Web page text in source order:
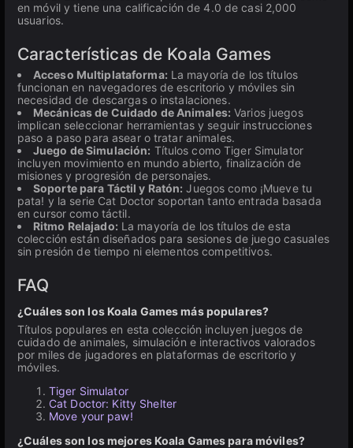
en móvil y tiene una calificación de 4.0 de casi 2,000
usuarios.
Características de Koala Games
Acceso Multiplataforma: La mayoría de los títulos
funcionan en navegadores de escritorio y móviles sin
necesidad de descargas o instalaciones.
Mecánicas de Cuidado de Animales: Varios juegos
implican seleccionar herramientas y seguir instrucciones
paso a paso para asear o tratar animales.
Juego de Simulación: Títulos como Tiger Simulator
incluyen movimiento en mundo abierto, finalización de
misiones y progresión de personajes.
Soporte para Táctil y Ratón: Juegos como ¡Mueve tu
pata! y la serie Cat Doctor soportan tanto entrada basada
en cursor como táctil.
Ritmo Relajado: La mayoría de los títulos de esta
colección están diseñados para sesiones de juego casuales
sin presión de tiempo ni elementos competitivos.
FAQ
¿Cuáles son los Koala Games más populares?
Títulos populares en esta colección incluyen juegos de
cuidado de animales, simulación e interactivos valorados
por miles de jugadores en plataformas de escritorio y
móviles.
Tiger Simulator
Cat Doctor: Kitty Shelter
Move your paw!
¿Cuáles son los mejores Koala Games para móviles?